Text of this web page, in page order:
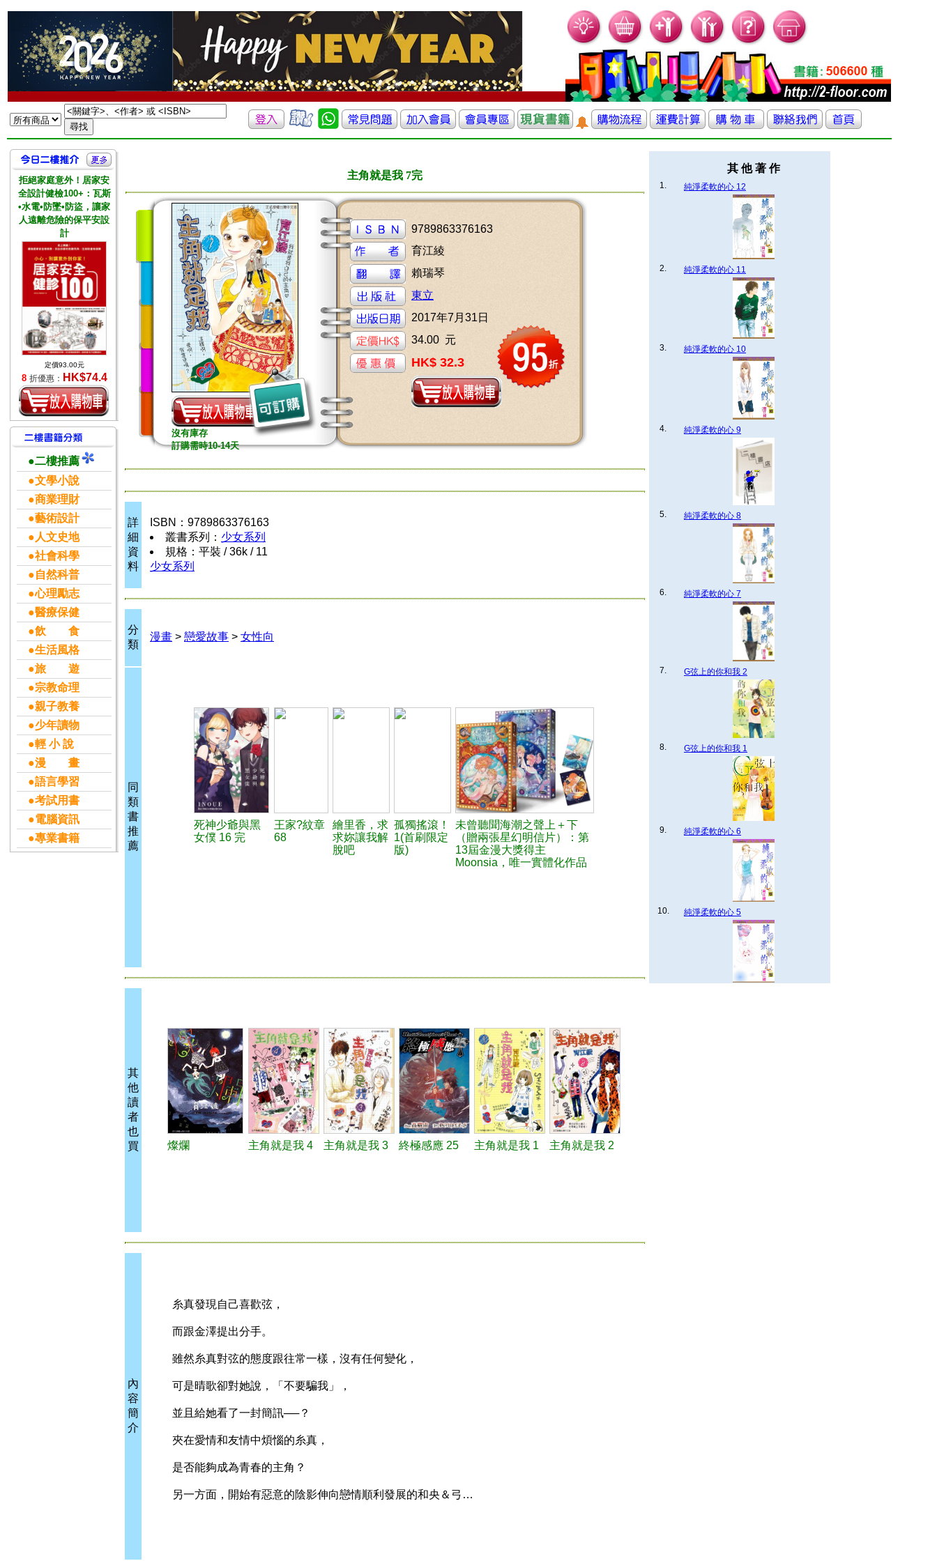
拒絕家庭意外！居家安
全設計健檢100+：瓦斯
•水電•防墜•防盜，讓家
人遠離危險的保平安設
計
定價93.00元
8 折優惠： HK$74.4
●二樓推薦
●文學小說
●商業理財
●藝術設計
●人文史地
●社會科學
●自然科普
●心理勵志
●醫療保健
●飲 食
●生活風格
●旅 遊
●宗教命理
●親子教養
●少年讀物
●輕 小 說
●漫 畫
●語言學習
●考試用書
●電腦資訊
●專業書籍
主角就是我 7完
沒有庫存
訂購需時10-14天
9789863376163
育江綾
賴瑞琴
東立
2017年7月31日
34.00 元
HK$ 32.3
詳
細
資
料
ISBN：9789863376163
叢書系列： 少女系列
規格：平裝 / 36k / 11
少女系列
分
類
漫畫 > 戀愛故事 > 女性向
同
類
書
推
薦
死神少爺與黑
女僕 16 完
王家?紋章
68
繪里香，求
求妳讓我解
脫吧
孤獨搖滾！
1(首刷限定
版)
未曾聽聞海潮之聲上＋下
（贈兩張星幻明信片）：第
13屆金漫大獎得主
Moonsia，唯一實體化作品
其
他
讀
者
也
買
燦爛 主角就是我 4 主角就是我 3 終極感應 25 主角就是我 1 主角就是我 2
內
容
簡
介
糸真發現自己喜歡弦，
而跟金澤提出分手。
雖然糸真對弦的態度跟往常一樣，沒有任何變化，
可是晴歌卻對她說，「不要騙我」，
並且給她看了一封簡訊──？
夾在愛情和友情中煩惱的糸真，
是否能夠成為青春的主角？
另一方面，開始有惡意的陰影伸向戀情順利發展的和央＆弓…
其 他 著 作
1. 純淨柔軟的心 12
2. 純淨柔軟的心 11
3. 純淨柔軟的心 10
4. 純淨柔軟的心 9
5. 純淨柔軟的心 8
6. 純淨柔軟的心 7
7. G弦上的你和我 2
8. G弦上的你和我 1
9. 純淨柔軟的心 6
10. 純淨柔軟的心 5